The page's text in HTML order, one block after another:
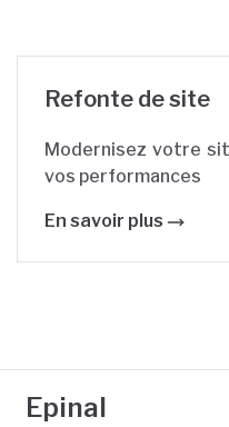
Refonte de site
Modernisez votre
vos performances
En savoir plus
Epinal